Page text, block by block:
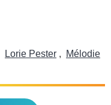
Lorie Pester ,
Mélodie